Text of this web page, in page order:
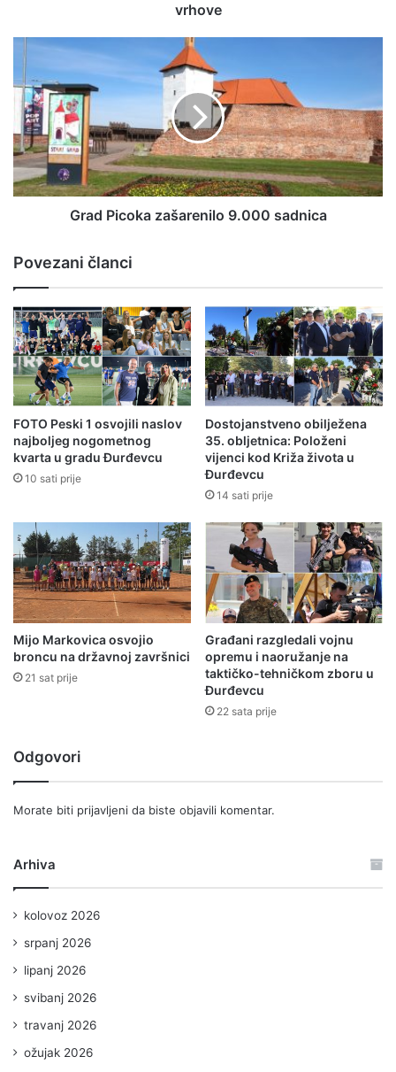
vrhove
Grad Picoka zašarenilo 9.000 sadnica
Povezani članci
FOTO Peski 1 osvojili naslov
najboljeg nogometnog
kvarta u gradu Đurđevcu
10 sati prije
Dostojanstveno obilježena
35. obljetnica: Položeni
vijenci kod Križa života u
Đurđevcu
14 sati prije
Mijo Markovica osvojio
broncu na državnoj završnici
21 sat prije
Građani razgledali vojnu
opremu i naoružanje na
taktičko-tehničkom zboru u
Đurđevcu
22 sata prije
Odgovori
Morate biti prijavljeni da biste objavili komentar.
Arhiva
kolovoz 2026
srpanj 2026
lipanj 2026
svibanj 2026
travanj 2026
ožujak 2026